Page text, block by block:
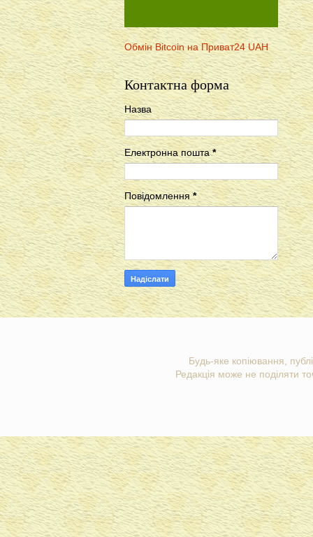
Обмін Bitcoin на Приват24 UAH
Контактна форма
Назва
Електронна пошта*
Повідомлення*
Будь-яке копіювання,
Редакція може не поділяти